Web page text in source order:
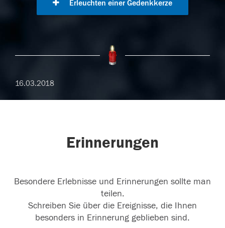
Erleuchten einer Gedenkkerze
16.03.2018
Erinnerungen
Besondere Erlebnisse und Erinnerungen sollte man
teilen.
Schreiben Sie über die Ereignisse, die Ihnen
besonders in Erinnerung geblieben sind.